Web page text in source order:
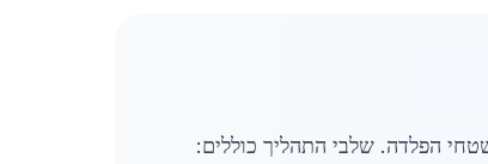
הפלדה. שלבי התהליך כוללים: